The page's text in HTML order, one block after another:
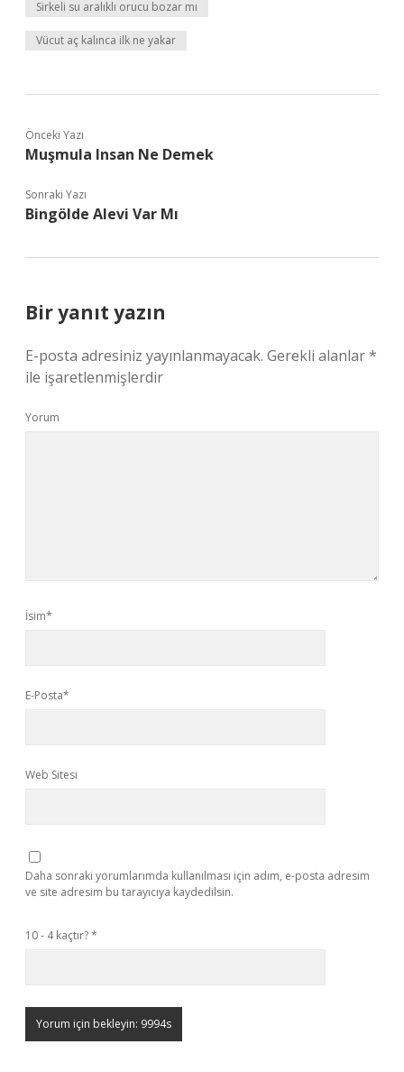
Sirkeli su aralıklı orucu bozar mı
Vücut aç kalınca ilk ne yakar
Önceki Yazı
Muşmula Insan Ne Demek
Sonraki Yazı
Bingölde Alevi Var Mı
Bir yanıt yazın
E-posta adresiniz yayınlanmayacak. Gerekli alanlar*
ile işaretlenmişlerdir
Yorum
İsim*
E-Posta*
Web Sitesi
Daha sonraki yorumlarımda kullanılması için adım, e-posta adresim
ve site adresim bu tarayıcıya kaydedilsin.
10 - 4 kaçtır?*